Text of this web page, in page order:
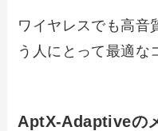
ワイヤレスでも高音
う人にとって最適な
AptX-Adaptiveの